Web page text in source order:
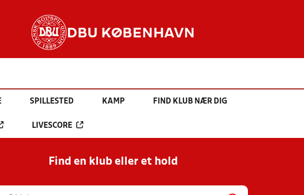
DBU KØBENHAVN
SPILLESTED KAMP FIND KLUB NÆR DIG
LIVESCORE
Find en klub eller et hold